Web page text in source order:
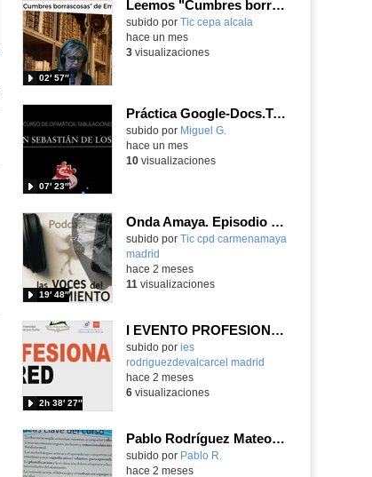
pantalla
Leemos "Cumbres borrascosas" de Emily Brontë
subido por Tic cepa alcala
02′ 57″
hace un mes
3visualizaciones
Práctica Google-Docs.Tabulaciones
Contenido educativo.
subido por Miguel G.
07′ 23″
hace un mes
10visualizaciones
Onda Amaya. Episodio 4 (temporada 2): "La Capitana"
Contenido educativo.
subido por Tic cpd carmenamaya
madrid
19′ 48″
hace 2 meses
11 visualizaciones
I EVENTO PROFESIONALES EN RED
Contenido educativo.
subido por ies
rodriguezdevalcarcel madrid
2h 38′ 27″
hace 2 meses
6visualizaciones
Pablo Rodríguez Mateos grupo 9 portfolio
subido por Pablo R.
hace 2 meses